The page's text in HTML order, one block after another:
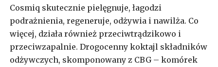
Cosmiq skutecznie pielęgnuje, łagodzi
podrażnienia, regeneruje, odżywia i nawilża. Co
więcej, działa również przeciwtrądzikowo i
przeciwzapalnie. Drogocenny koktajl składników
odżywczych, skomponowany z CBG – komórek